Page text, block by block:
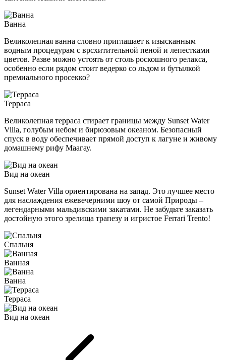
Ванна
Великолепная ванна словно приглашает к изысканным
водным процедурам с врсхитительной пеной и лепестками
цветов. Разве можно устоять от столь роскошного релакса,
особенно если рядом стоит ведерко со льдом и бутылкой
премиального просекко?
Терраса
Великолепная терраса стирает границы между Sunset Water
Villa, голубым небом и бирюзовым океаном. Безопасный
спуск в воду обеспечивает прямой доступ к лагуне и живому
домашнему рифу Маагау.
Вид на океан
Sunset Water Villa ориентирована на запад. Это лучшее место
для наслаждения ежевечерними шоу от самой Природы –
легендарными мальдивскими закатами. Не забудьте заказать
достойную этого зрелища трапезу и игристое Ferrari Trento!
Спальня
Ванная
Ванна
Терраса
Вид на океан